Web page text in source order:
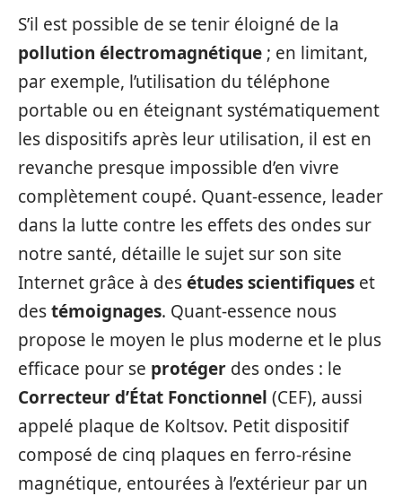
S’il est possible de se tenir éloigné de la
pollution électromagnétique ; en limitant,
par exemple, l’utilisation du téléphone
portable ou en éteignant systématiquement
les dispositifs après leur utilisation, il est en
revanche presque impossible d’en vivre
complètement coupé. Quant-essence, leader
dans la lutte contre les effets des ondes sur
notre santé, détaille le sujet sur son site
Internet grâce à desétudes scientifiques et
destémoignages. Quant-essence nous
propose le moyen le plus moderne et le plus
efficace pour se protéger des ondes : le
Correcteur d’État Fonctionnel (CEF), aussi
appelé plaque de Koltsov. Petit dispositif
composé de cinq plaques en ferro-résine
magnétique, entourées à l’extérieur par un